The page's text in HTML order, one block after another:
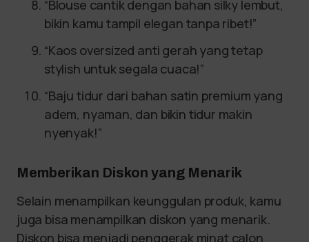
“Blouse cantik dengan bahan silky lembut,
bikin kamu tampil elegan tanpa ribet!”
“Kaos oversized anti gerah yang tetap
stylish untuk segala cuaca!”
“Baju tidur dari bahan satin premium yang
adem, nyaman, dan bikin tidur makin
nyenyak!”
Memberikan Diskon yang Menarik
Selain menampilkan keunggulan produk, kamu
juga bisa menampilkan diskon yang menarik.
Diskon bisa menjadi penggerak minat calon